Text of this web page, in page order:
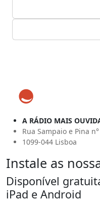
A RÁDIO MAIS
Rua Sampaio e Pina
1099-044 Lisboa
Instale as
Disponível
iPad e Android